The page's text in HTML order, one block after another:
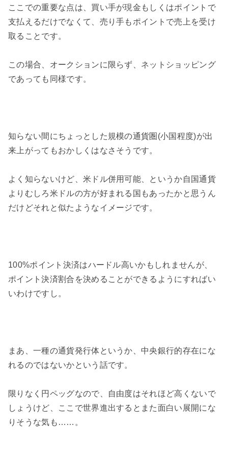
ここでの重要な点は、買い手が現金もしくはポイントで
支払えるだけでなくて、売り手もポイントで売上を受け
取ることです。
この場合、オークションに限らず、ネットショッピング
であっても同様です。
知らない間にちょっとした規模の通貨圏(小国程度)が出
来上がってもおかしくはなさそうです。
よく知らないけど、米ドル併用可能、というか自国通貨
よりむしろ米ドルの方が好まれる国もあったかと思うん
だけどそれと似たようなイメージです。
100%ポイント決済はハードル高いかもしれませんが、
ポイント決済割合を決めることができるようにすればい
いわけですし。
まあ、一種の通貨発行体というか、中央銀行的存在にな
れるのではないかという話です。
限りなく円ペッグなので、自由度はそれほど高くないで
しょうけど、ここで世界進出するとまた面白い展開にな
りそうな気も……。